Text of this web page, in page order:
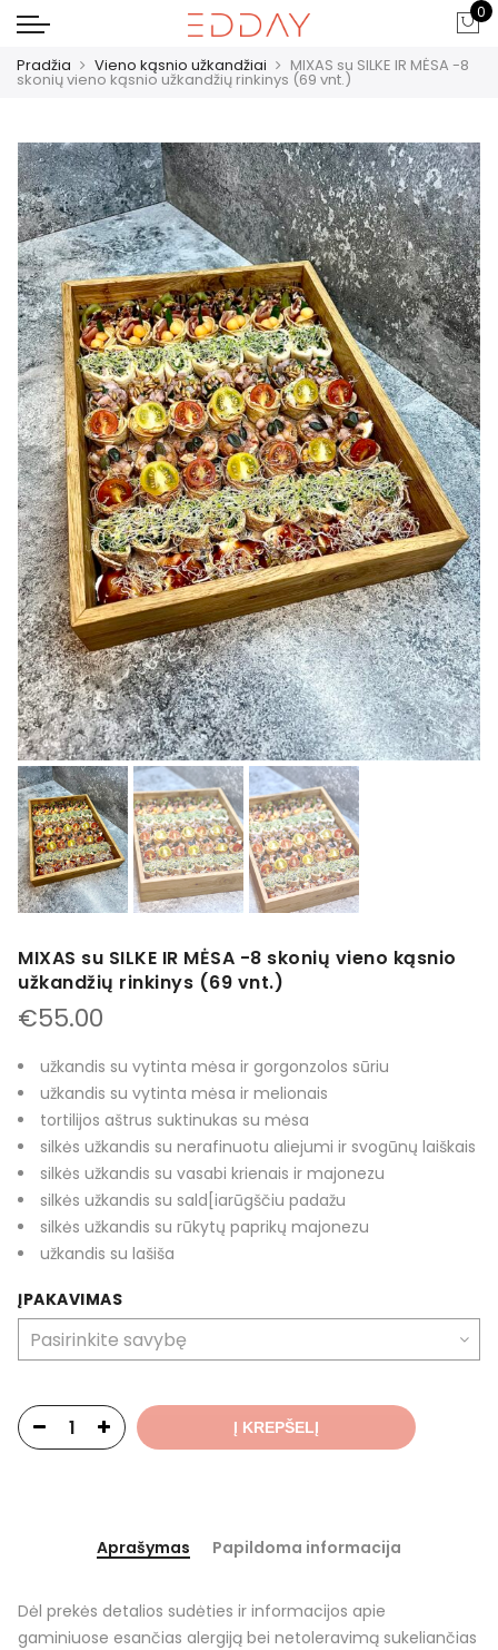
0
Pradžia Vieno kąsnio užkandžiai MIXAS su SILKE IR MĖSA -8
skonių vieno kąsnio užkandžių rinkinys (69 vnt.)
MIXAS su SILKE IR MĖSA -8 skonių vieno kąsnio
užkandžių rinkinys (69 vnt.)
€55.00
užkandis su vytinta mėsa ir gorgonzolos sūriu
užkandis su vytinta mėsa ir melionais
tortilijos aštrus suktinukas su mėsa
silkės užkandis su nerafinuotu aliejumi ir svogūnų laiškais
silkės užkandis su vasabi krienais ir majonezu
silkės užkandis su sald[iarūgščiu padažu
silkės užkandis su rūkytų paprikų majonezu
užkandis su lašiša
ĮPAKAVIMAS
Į KREPŠELĮ
Aprašymas Papildoma informacija
Dėl prekės detalios sudėties ir informacijos apie
gaminiuose esančias alergiją bei netoleravimą sukeliančias